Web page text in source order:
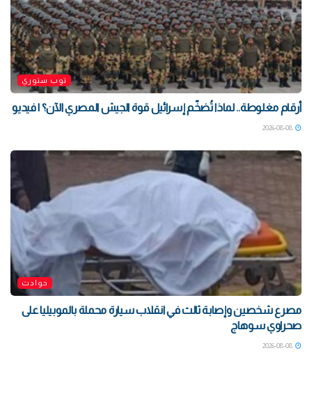
توب ستوري
أرقام مغلوطة.. لماذا تُضخّم إسرائيل قوة الجيش المصري الآن؟ | فيديو
حوادث
مصرع شخصين وإصابة ثالث في انقلاب سيارة محملة بالموبيليا على
صحراوي سوهاج